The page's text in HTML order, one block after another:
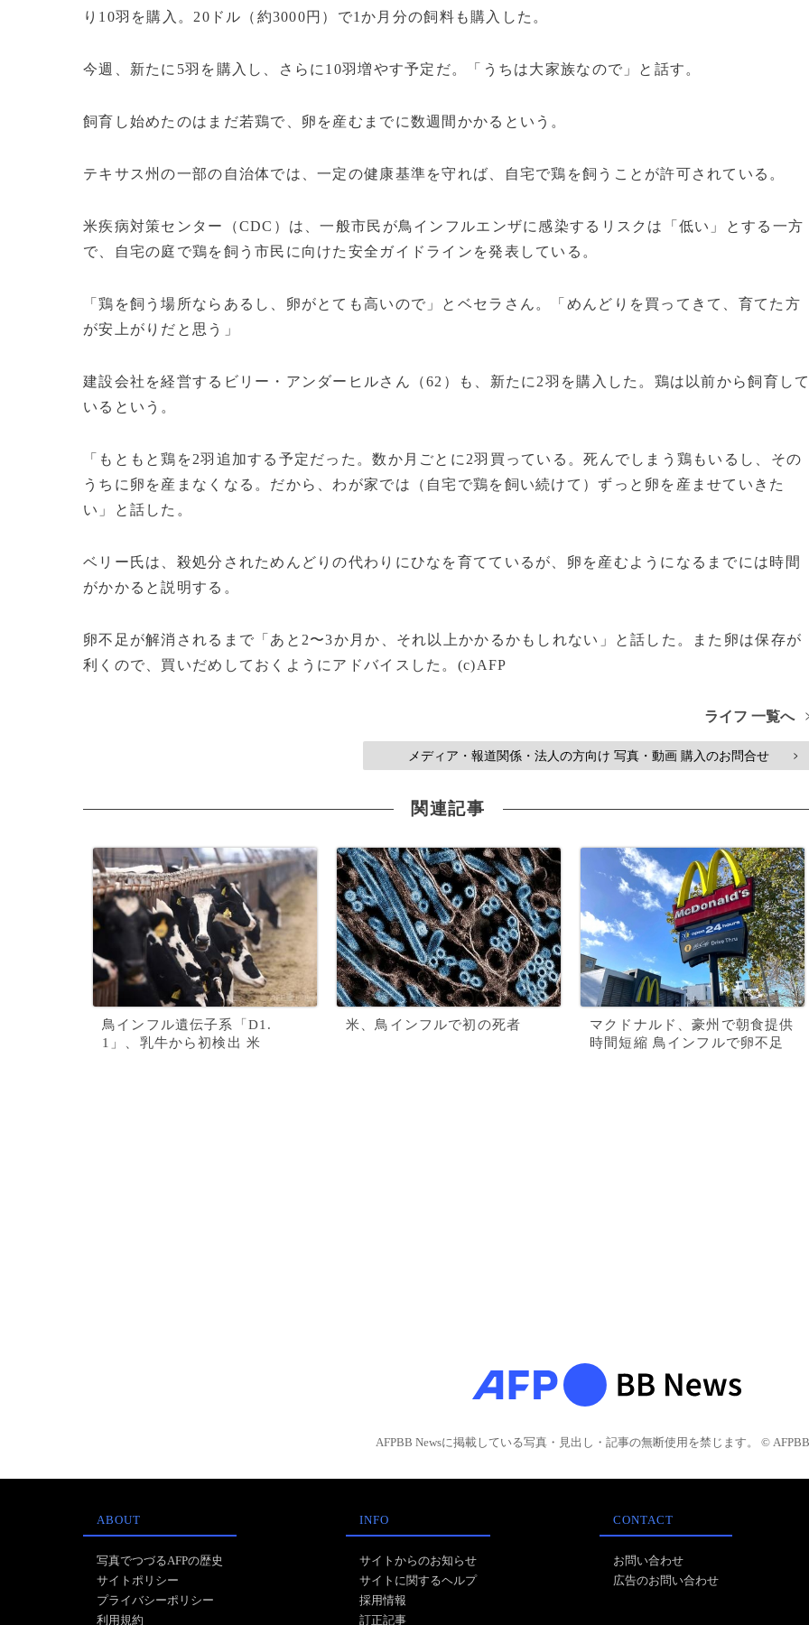
り10羽を購入。20ドル（約3000円）で1か月分の飼料も購入した。
今週、新たに5羽を購入し、さらに10羽増やす予定だ。「うちは大家族なので」と話す。
飼育し始めたのはまだ若鶏で、卵を産むまでに数週間かかるという。
テキサス州の一部の自治体では、一定の健康基準を守れば、自宅で鶏を飼うことが許可されている。
米疾病対策センター（CDC）は、一般市民が鳥インフルエンザに感染するリスクは「低い」とする一方
で、自宅の庭で鶏を飼う市民に向けた安全ガイドラインを発表している。
「鶏を飼う場所ならあるし、卵がとても高いので」とベセラさん。「めんどりを買ってきて、育てた方
が安上がりだと思う」
建設会社を経営するビリー・アンダーヒルさん（62）も、新たに2羽を購入した。鶏は以前から飼育し
いるという。
「もともと鶏を2羽追加する予定だった。数か月ごとに2羽買っている。死んでしまう鶏もいるし、その
うちに卵を産まなくなる。だから、わが家では（自宅で鶏を飼い続けて）ずっと卵を産ませていきた
い」と話した。
ベリー氏は、殺処分されためんどりの代わりにひなを育てているが、卵を産むようになるまでには時間
がかかると説明する。
卵不足が解消されるまで「あと2〜3か月か、それ以上かかるかもしれない」と話した。また卵は保存が
利くので、買いだめしておくようにアドバイスした。(c)AFP
ライフ 一覧へ
メディア・報道関係・法人の方向け 写真・動画 購入のお問合せ >
関連記事
鳥インフル遺伝子系「D1.
1」、乳牛から初検出 米
米、鳥インフルで初の死者
マクドナルド、豪州で朝食提供
時間短縮 鳥インフルで卵不足
AFPBB Newsに掲載している写真・見出し・記事の無断使用を禁じます。 © AFPBB
ABOUT
写真でつづるAFPの歴史
サイトポリシー
プライバシーポリシー
利用規約
INFO
サイトからのお知らせ
サイトに関するヘルプ
採用情報
訂正記事
CONTACT
お問い合わせ
広告のお問い合わせ